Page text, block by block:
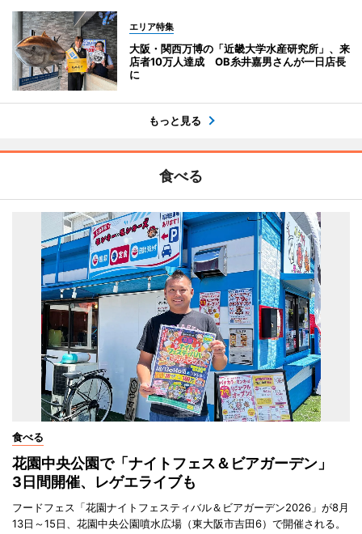
エリア特集
大阪・関西万博の「近畿大学水産研究所」、来
店者10万人達成 OB糸井嘉男さんが一日店長
に
もっと見る
食べる
食べる
花園中央公園で「ナイトフェス＆ビアガーデン」
3日間開催、レゲエライブも
フードフェス「花園ナイトフェスティバル＆ビアガーデン2026」が8月
13日～15日、花園中央公園噴水広場（東大阪市吉田6）で開催される。